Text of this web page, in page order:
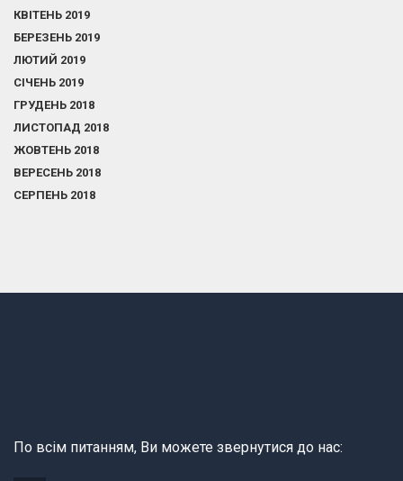
КВІТЕНЬ 2019
БЕРЕЗЕНЬ 2019
ЛЮТИЙ 2019
СІЧЕНЬ 2019
ГРУДЕНЬ 2018
ЛИСТОПАД 2018
ЖОВТЕНЬ 2018
ВЕРЕСЕНЬ 2018
СЕРПЕНЬ 2018
По всім питанням, Ви можете звернутися до нас: